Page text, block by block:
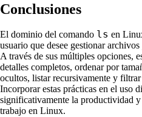
Conclusiones
El dominio del comando ls en
usuario que desee gestionar
A través de sus múltiples opciones,
detalles completos, ordenar por
ocultos, listar recursivamente y
Incorporar estas prácticas en el uso
significativamente la productividad
trabajo en Linux.